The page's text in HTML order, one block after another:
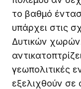
το βαθμό
υπάρχει στις
Δυτικών
γεωπολιτικές
εξελιχθούν σε